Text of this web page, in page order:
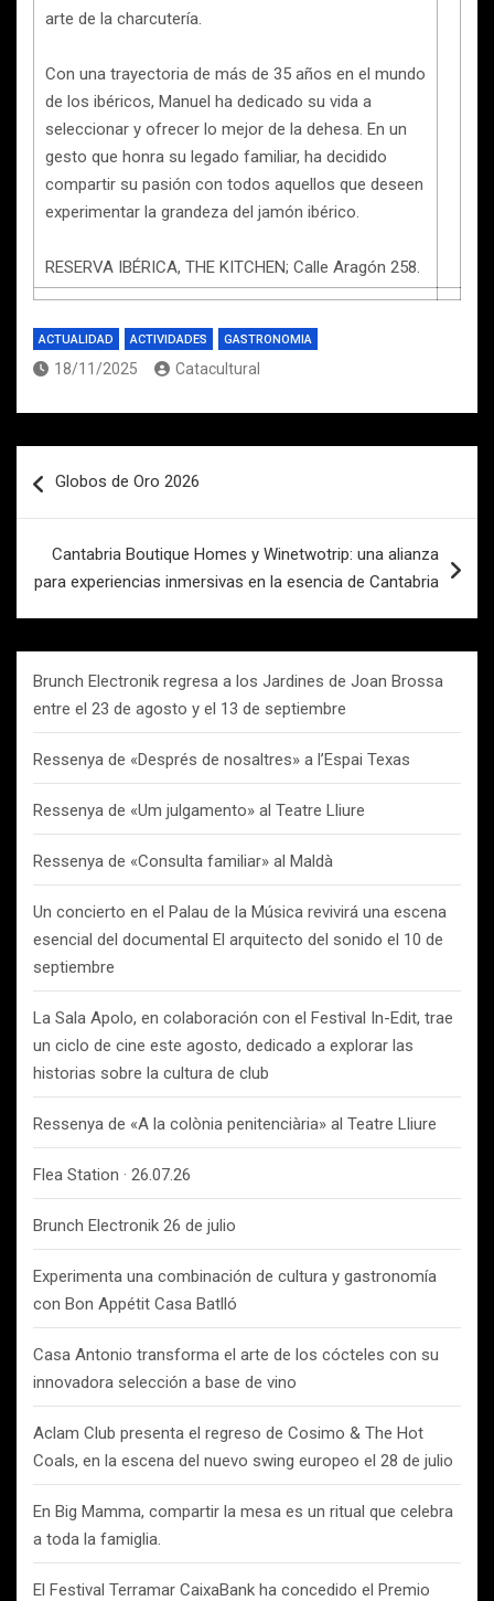
arte de la charcutería.
Con una trayectoria de más de 35 años en el mundo
de los ibéricos, Manuel ha dedicado su vida a
seleccionar y ofrecer lo mejor de la dehesa. En un
gesto que honra su legado familiar, ha decidido
compartir su pasión con todos aquellos que deseen
experimentar la grandeza del jamón ibérico.
RESERVA IBÉRICA, THE KITCHEN; Calle Aragón 258.
ACTUALIDAD ACTIVIDADES GASTRONOMIA
18/11/2025 Catacultural
de
Globos de Oro 2026
Cantabria Boutique Homes y Winetwotrip: una alianza
para experiencias inmersivas en la esencia de Cantabria
Brunch Electronik regresa a los Jardines de Joan Brossa
entre el 23 de agosto y el 13 de septiembre
Ressenya de «Després de nosaltres» a l’Espai Texas
Ressenya de «Um julgamento» al Teatre Lliure
Ressenya de «Consulta familiar» al Maldà
Un concierto en el Palau de la Música revivirá una escena
esencial del documental El arquitecto del sonido el 10 de
septiembre
La Sala Apolo, en colaboración con el Festival In-Edit, trae
un ciclo de cine este agosto, dedicado a explorar las
historias sobre la cultura de club
Ressenya de «A la colònia penitenciària» al Teatre Lliure
Flea Station · 26.07.26
Brunch Electronik 26 de julio
Experimenta una combinación de cultura y gastronomía
con Bon Appétit Casa Batlló
Casa Antonio transforma el arte de los cócteles con su
innovadora selección a base de vino
Aclam Club presenta el regreso de Cosimo & The Hot
Coals, en la escena del nuevo swing europeo el 28 de julio
En Big Mamma, compartir la mesa es un ritual que celebra
a toda la famiglia.
El Festival Terramar CaixaBank ha concedido el Premio